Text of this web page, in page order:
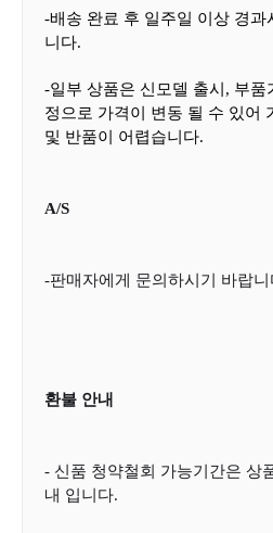
-배송 완료 후 일주일 이상 경과
니다.
-일부 상품은 신모델 출시 , 부품
정으로 가격이 변동 될 수 있어
및 반품이 어렵습니다.
A/S
-판매자에게 문의하시기 바랍니
환불 안내
- 신품 청약철회 가능기간은 상
내 입니다.